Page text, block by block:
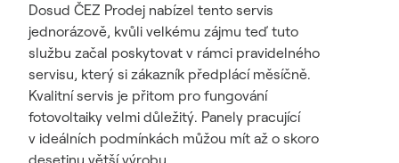
Dosud ČEZ Prodej nabízel tento servis
jednorázově, kvůli velkému zájmu teď tuto
službu začal poskytovat v rámci pravidelného
servisu, který si zákazník předplácí měsíčně.
Kvalitní servis je přitom pro fungování
fotovoltaiky velmi důležitý. Panely pracující
v ideálních podmínkách můžou mít až o skoro
desetinu větší výrobu.